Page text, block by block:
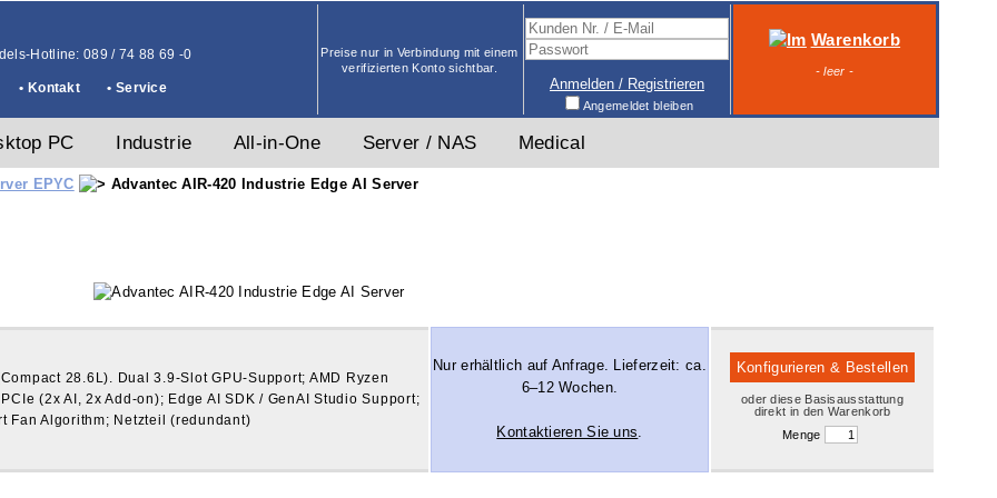
Hotline: 089 / 74 88 69 -0
• Kontakt • Service
Preise nur in Verbindung mit einem
verifizierten Konto sichtbar.
Anmelden / Registrieren
Angemeldet bleiben
Warenkorb
- leer -
PC
Industrie-/Outdoor
Industrie All-in-One Server / NAS Medical
EPYC Advantec AIR-420 Industrie Edge AI Server
28.6L). Dual 3.9-Slot GPU-Support; AMD Ryzen
(2x AI, 2x Add-on); Edge AI SDK / GenAI Studio Support;
Fan Algorithm; Netzteil (redundant)
Nur erhältlich auf Anfrage. Lieferzeit: ca.
6–12 Wochen.
Kontaktieren Sie uns.
Konfigurieren & Bestellen
oder diese Basisausstattung
direkt in den Warenkorb
Menge